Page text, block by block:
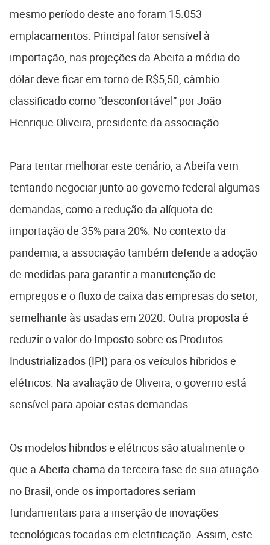
mesmo período deste ano foram 15.053
emplacamentos. Principal fator sensível à
importação, nas projeções da Abeifa a média do
dólar deve ficar em torno de R$5,50, câmbio
classificado como “desconfortável” por João
Henrique Oliveira, presidente da associação.
Para tentar melhorar este cenário, a Abeifa vem
tentando negociar junto ao governo federal algumas
demandas, como a redução da alíquota de
importação de 35% para 20%. No contexto da
pandemia, a associação também defende a adoção
de medidas para garantir a manutenção de
empregos e o fluxo de caixa das empresas do setor,
semelhante às usadas em 2020. Outra proposta é
reduzir o valor do Imposto sobre os Produtos
Industrializados (IPI) para os veículos híbridos e
elétricos. Na avaliação de Oliveira, o governo está
sensível para apoiar estas demandas.
Os modelos híbridos e elétricos são atualmente o
que a Abeifa chama da terceira fase de sua atuação
no Brasil, onde os importadores seriam
fundamentais para a inserção de inovações
tecnológicas focadas em eletrificação. Assim, este